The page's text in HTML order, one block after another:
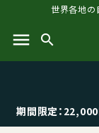
世界各地の
menu search
期間限定：22,000